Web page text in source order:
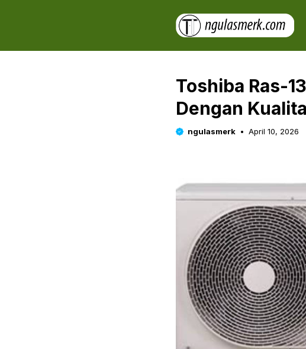
Toshiba Ras-
Dengan
ngulasmerk April 10, 2026